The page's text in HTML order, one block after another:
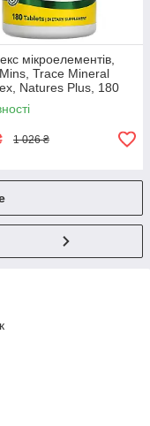
мікроелементів,
Trace Mineral
Natures Plus, 180
1 026 ₴